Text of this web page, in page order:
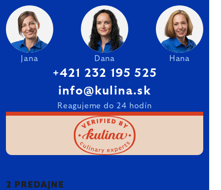
Jana Dana Hana
+421 232 195 525
info@kulina.sk
Reagujeme do 24 hodín
2 PREDAJNE